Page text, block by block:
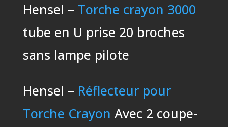
Hensel – Torche crayon 3000
tube en U prise 20 broches
sans lampe pilote
Hensel – Réflecteur pour
Torche Crayon Avec 2 coupe-